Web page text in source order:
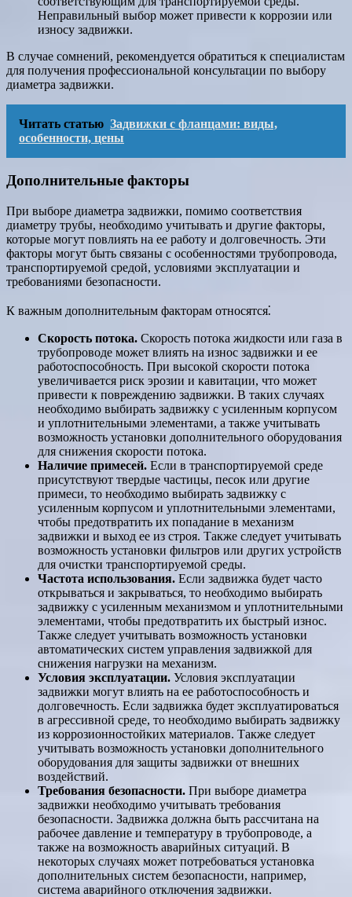
Неправильный выбор может привести к коррозии или
износу задвижки.
В случае сомнений, рекомендуется обратиться к специалистам
для получения профессиональной консультации по выбору
диаметра задвижки.
Читать статью Задвижки с фланцами: виды,
особенности, цены
Дополнительные факторы
При выборе диаметра задвижки, помимо соответствия
диаметру трубы, необходимо учитывать и другие факторы,
которые могут повлиять на ее работу и долговечность. Эти
факторы могут быть связаны с особенностями трубопровода,
транспортируемой средой, условиями эксплуатации и
требованиями безопасности.
К важным дополнительным факторам относятся⁚
Скорость потока. Скорость потока жидкости или газа в
трубопроводе может влиять на износ задвижки и ее
работоспособность. При высокой скорости потока
увеличивается риск эрозии и кавитации, что может
привести к повреждению задвижки. В таких случаях
необходимо выбирать задвижку с усиленным корпусом
и уплотнительными элементами, а также учитывать
возможность установки дополнительного оборудования
для снижения скорости потока.
Наличие примесей. Если в транспортируемой среде
присутствуют твердые частицы, песок или другие
примеси, то необходимо выбирать задвижку с
усиленным корпусом и уплотнительными элементами,
чтобы предотвратить их попадание в механизм
задвижки и выход ее из строя. Также следует учитывать
возможность установки фильтров или других устройств
для очистки транспортируемой среды.
Частота использования. Если задвижка будет часто
открываться и закрываться, то необходимо выбирать
задвижку с усиленным механизмом и уплотнительными
элементами, чтобы предотвратить их быстрый износ.
Также следует учитывать возможность установки
автоматических систем управления задвижкой для
снижения нагрузки на механизм.
Условия эксплуатации. Условия эксплуатации
задвижки могут влиять на ее работоспособность и
долговечность. Если задвижка будет эксплуатироваться
в агрессивной среде, то необходимо выбирать задвижку
из коррозионностойких материалов. Также следует
учитывать возможность установки дополнительного
оборудования для защиты задвижки от внешних
воздействий.
Требования безопасности. При выборе диаметра
задвижки необходимо учитывать требования
безопасности. Задвижка должна быть рассчитана на
рабочее давление и температуру в трубопроводе, а
также на возможность аварийных ситуаций. В
некоторых случаях может потребоваться установка
дополнительных систем безопасности, например,
система аварийного отключения задвижки.